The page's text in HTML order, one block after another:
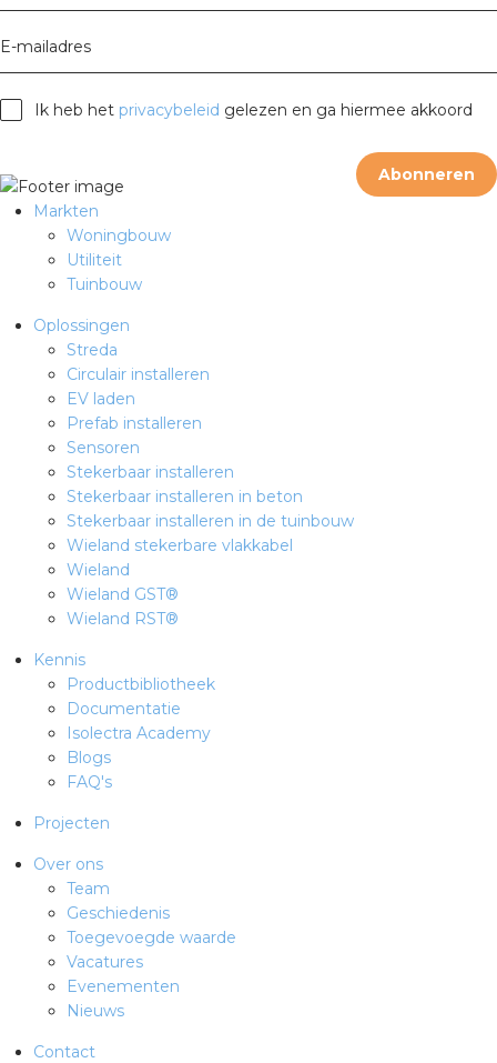
groothandels
E-mailadres
Ik heb het privacybeleid gelezen en ga hiermee akkoord
Abonneren
Markten
Woningbouw
Utiliteit
Tuinbouw
Oplossingen
Streda
Circulair installeren
EV laden
Prefab installeren
Sensoren
Stekerbaar installeren
Stekerbaar installeren in beton
Stekerbaar installeren in de tuinbouw
Wieland stekerbare vlakkabel
Wieland
Wieland GST®
Wieland RST®
Kennis
Productbibliotheek
Documentatie
Isolectra Academy
Blogs
FAQ's
Projecten
Over ons
Team
Geschiedenis
Toegevoegde waarde
Vacatures
Evenementen
Nieuws
Contact